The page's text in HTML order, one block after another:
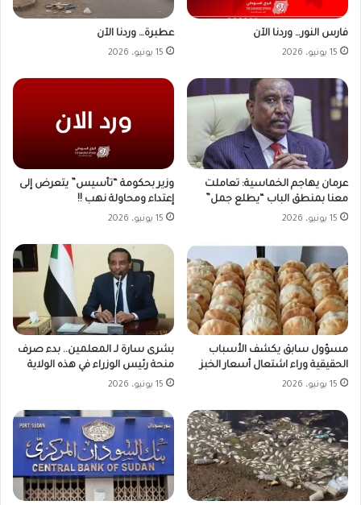
فارس النور… وردنا الآن
15 يونيو، 2026
عطبرة… وردنا الآن
15 يونيو، 2026
عرمان يهاجم الخماسية: تعاملت
معنا بمنطق الباب “يطلع جمل”
15 يونيو، 2026
وزير بحكومة “تأسيس” يتعرض إلى
إعتداء ومحاولة نهب !!
15 يونيو، 2026
مسؤول سابق يكشف الأسباب
الحقيقية وراء اشتعال أسعار الخبز
15 يونيو، 2026
بشرى سارة لـ المعلمين.. بدء صرف
منحة رئيس الوزراء في هذه الولاية
15 يونيو، 2026